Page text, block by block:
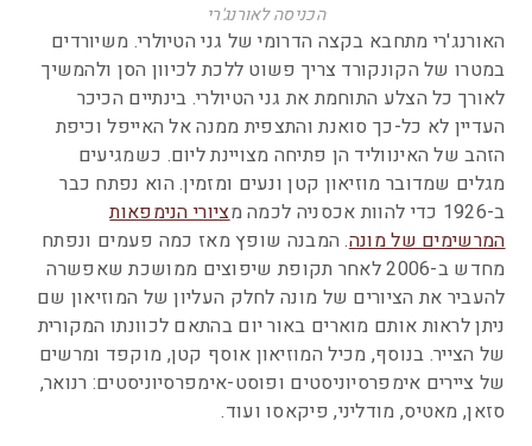
הכניסה לאורנג'רי
האורנג'רי מתחבא בקצה הדרומי של גני הטיולרי. משיורדים
במטרו של הקונקורד צריך פשוט ללכת לכיוון הסן ולהמשיך
לאורך כל הצלע התוחמת את גני הטיולרי. בינתיים הכיכר
העדיין לא כל-כך סואנת והתצפית ממנה אל האייפל וכיפת
הזהב של האינווליד הן פתיחה מצויינת ליום. כשמגיעים
מגלים שמדובר מוזיאון קטן ונעים ומזמין. הוא נפתח כבר
ב-1926 כדי להוות אכסניה לכמה מ
ציורי הנימפאות
המרשימים של מונה. המבנה שופץ מאז כמה פעמים ונפתח
מחדש ב-2006 לאחר תקופת שיפוצים ממושכת שאפשרה
להעביר את הציורים של מונה לחלק העליון של המוזיאון שם
ניתן לראות אותם מוארים באור יום בהתאם לכוונתו המקורית
של הצייר. בנוסף, מכיל המוזיאון אוסף קטן, מוקפד ומרשים
של ציירים אימפרסיוניסטים ופוסט-אימפרסיוניסטים: רנואר,
סזאן, מאטיס, מודליני, פיקאסו ועוד.